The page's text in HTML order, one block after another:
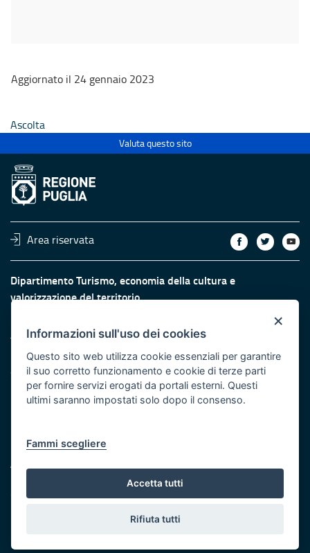
Aggiornato il 24 gennaio 2023
Ascolta
Valuta questo sito
Area riservata
Dipartimento Turismo, economia della cultura e
valorizzazione del territorio
Fiera del Levante Pad. 107, Lungomare Starita - 70132 Bari
Telefono: + 39 080 5405615
Fax: +39 080 5405667
Scrivici:email-PEC
Eventi e Stampa
Ufficio Stampa della Giunta
Logo e identità regionale
Accessibilità
Dichiarazione di accessibilità
Obiettivi di accessibilità
×
Informazioni sull'uso dei cookies
Questo sito web utilizza cookie essenziali per garantire
il suo corretto funzionamento e cookie di terze parti
per fornire servizi erogati da portali esterni. Questi
ultimi saranno impostati solo dopo il consenso.
Fammi scegliere
Accetta tutti
Rifiuta tutti